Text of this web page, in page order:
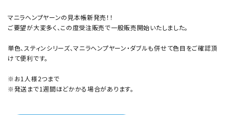
マニラヘンプヤーンの見本帳新発売！！
ご要望が大変多く、この度受注販売で一般販売開始いたしました。
単色、スティンシリーズ、マニラヘンプヤーン・ダブルも併せて色目をご確認頂
けて便利です。
※お1人様2つまで
※発送まで1週間ほどかかる場合があります。